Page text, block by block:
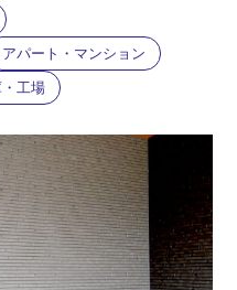
アパート・マンション
工場